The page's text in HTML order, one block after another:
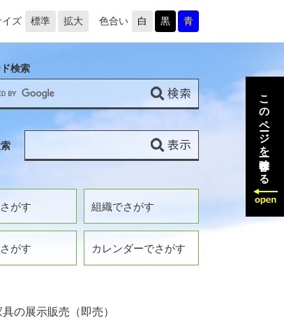
イズ 標準 拡大 色合い 白 黒 青
がす 組織でさがす
がす カレンダーでさがす
検索
の展示販売（即売）
このページを一時保存する